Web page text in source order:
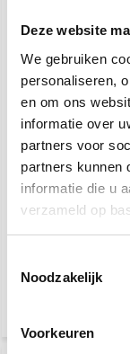
Deze website
We gebruiken
personaliseren,
en om ons
informatie over
partners voor
partners kunnen
informatie die u
verzameld op
Noodzakelijk
Voorkeuren
e-Ability
JoyRider en
62,-